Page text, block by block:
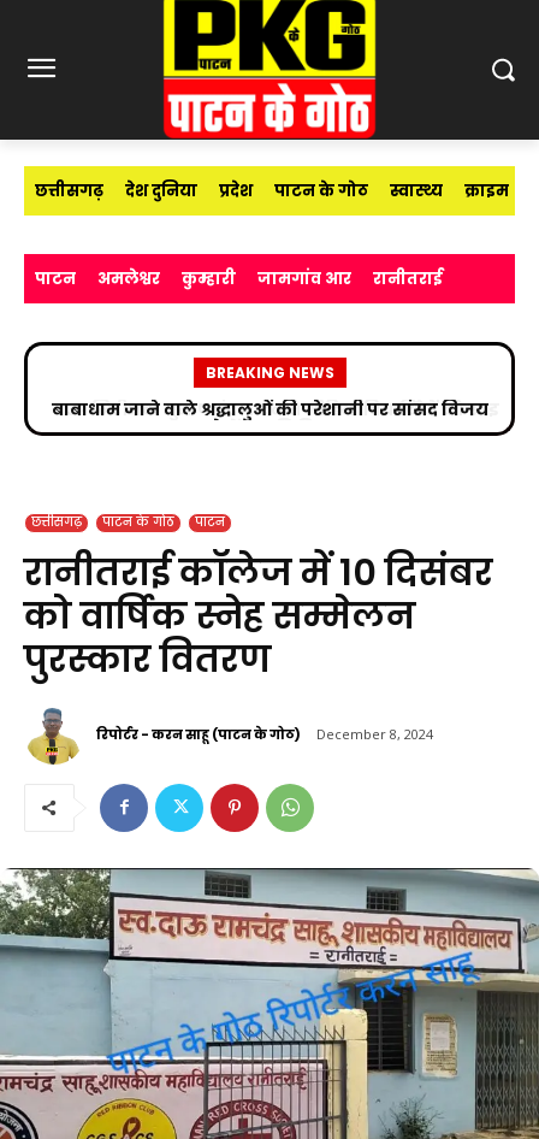
छत्तीसगढ़ देश दुनिया प्रदेश पाटन के गोठ स्वास्थ्य क्राइम
पाटन अमलेश्वर कुम्हारी जामगांव आर रानीतराई
BREAKING NEWS
उप निरीक्षक सुभाष चंद्र यादव ने मीडिया विद्यार्थियों को साइबर
अपराधों के प्रति किया जागरूक
छत्तीसगढ़ पाटन के गोठ पाटन
रानीतराई कॉलेज में 10 दिसंबर
को वार्षिक स्नेह सम्मेलन
पुरस्कार वितरण
रिपोर्टर - करन साहू (पाटन के गोठ) December 8, 2024